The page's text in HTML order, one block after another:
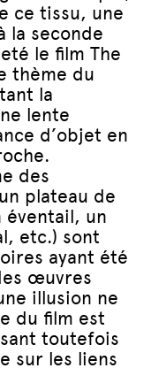
ce tissu, une
la seconde
le film The
thème du
la
lente
d’objet en
des
plateau de
éventail, un
etc.) sont
ayant été
œuvres
illusion ne
du film est
toutefois
sur les liens